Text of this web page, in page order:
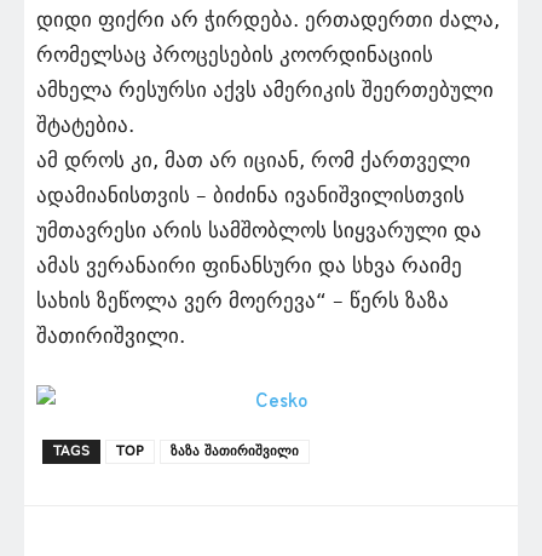
დიდი ფიქრი არ ჭირდება. ერთადერთი ძალა,
რომელსაც პროცესების კოორდინაციის
ამხელა რესურსი აქვს ამერიკის შეერთებული
შტატებია.
ამ დროს კი, მათ არ იციან, რომ ქართველი
ადამიანისთვის – ბიძინა ივანიშვილისთვის
უმთავრესი არის სამშობლოს სიყვარული და
ამას ვერანაირი ფინანსური და სხვა რაიმე
სახის ზეწოლა ვერ მოერევა“ – წერს ზაზა
შათირიშვილი.
TAGS TOP ზაზა შათირიშვილი